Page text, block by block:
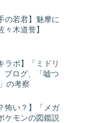
の若君】魅摩に
々木道誉】
ラボ】「ミドリ
ブログ、「嘘つ
の考察
怖い？】「メガ
ケモンの図鑑説